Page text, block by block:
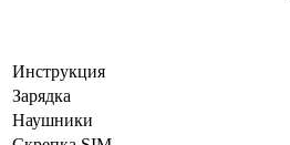
Инструкция
Зарядка
Наушники